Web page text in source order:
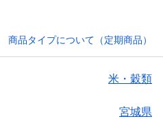
商品タイプについて（定期商品）
米・穀類
宮城県